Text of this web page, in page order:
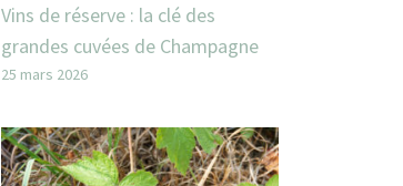
Vins de réserve : la clé des
grandes cuvées de Champagne
25 mars 2026